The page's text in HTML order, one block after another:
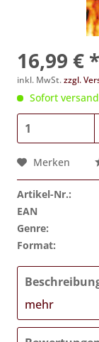
16,99 € *
inkl. MwSt.zzgl.
Sofort
Merken
Artikel-Nr.:
EAN
Genre:
Format:
mehr